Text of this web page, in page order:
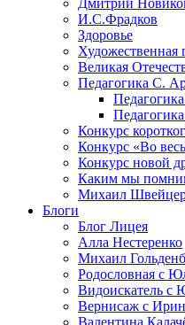
Дмитрий
И.С.Фрадков
Здоровье
Художественная
Великая
Педагогика С.
Конкурс
Конкурс «Во
Конкурс новой
Каким мы
Михаил
Блоги
Блог Лицея
Алла Нестеренко
Михаил
Родословная с
Видоискатель
Вернисаж с